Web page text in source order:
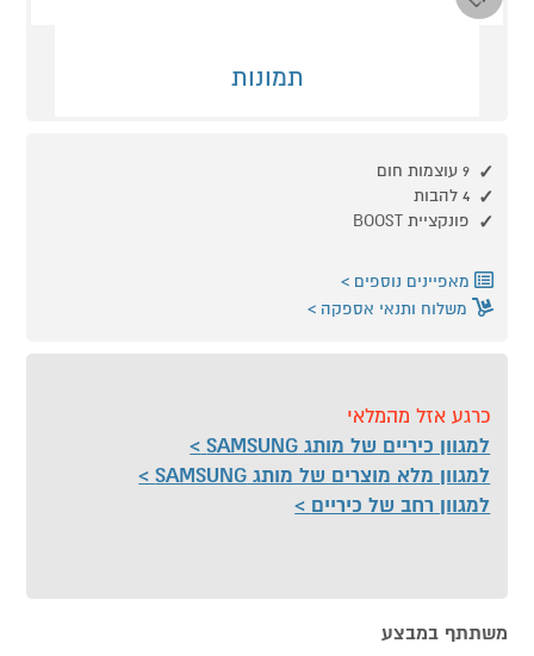
תמונות
9 עוצמות חום
4 להבות
פונקציית BOOST
מאפיינים נוספים
משלוח ותנאי אספקה
כרגע אזל מהמלאי
למגוון כיריים של מותג SAMSUNG
למגוון מלא מוצרים של מותג SAMSUNG
למגוון רחב של כיריים
משתתף במבצע